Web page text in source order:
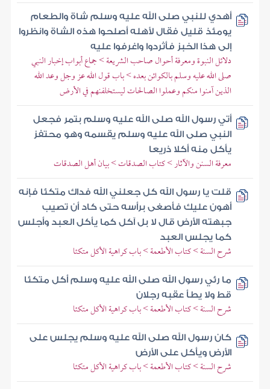
أهدي للنبي صلى الله عليه وسلم شاة والطعام
يومئذ قليل فقال لأهله أصلحوا هذه الشاة وانظروا
إلى هذا الخبز فأثردوا واغرفوا عليه
دلائل النبوة ومعرفة أحوال صاحب الشريعة > جماع أبواب إخبار النبي
صلى الله عليه وسلم بالكوائن بعده > باب قول الله عز وجل وعد الله
الذين آمنوا منكم وعملوا الصالحات ليستخلفنهم في الأرض
أتي رسول الله صلى الله عليه وسلم بتمر فجعل
النبي صلى الله عليه وسلم يقسمه وهو محتفز
يأكل منه أكلا ذريعا
معرفة السنن والآثار > كتاب الصدقات > بيان أهل الصدقات
قلت يا رسول الله كل جعلني الله فداك متكئا فإنه
أهون عليك فأصغى برأسه حتى كاد أن تصيب
جبهته الأرض قال لا بل آكل كما يأكل العبد وأجلس
كما يجلس العبد
شرح السنة > كتاب الأطعمة > باب كراهية الأكل متكئا
ما رئي رسول الله صلى الله عليه وسلم أكل متكئا
قط ولا يطأ عقبه رجلان
شرح السنة > كتاب الأطعمة > باب كراهية الأكل متكئا
كان رسول الله صلى الله عليه وسلم يجلس على
الأرض ويأكل على الأرض
شرح السنة > كتاب الأطعمة > باب كراهية الأكل متكئا